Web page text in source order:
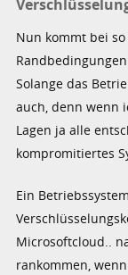
Nun kommt bei
Solange das
auch, denn wenn
Lagen ja alle
kompromitiertes
Ein
Microsoftcloud..
rankommen,